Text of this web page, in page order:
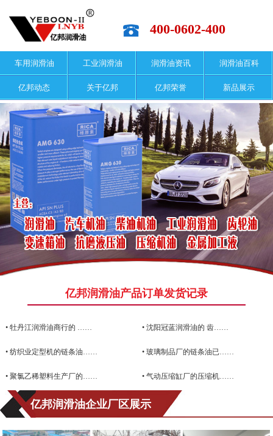
400-0602-400
车用润滑油 工业润滑油 润滑油资讯 润滑油百科
亿邦动态 关于亿邦 亿邦荣誉 新品展示
亿邦润滑油产品订单发货记录
• 牡丹江润滑油商行的 …… • 沈阳冠蓝润滑油的 齿……
• 纺织业定型机的链条油…… • 玻璃制品厂的链条油已……
• 聚氯乙稀塑料生产厂的…… • 气动压缩缸厂的压缩机……
亿邦润滑油企业厂区展示